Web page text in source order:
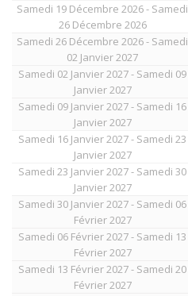
Samedi 19 Décembre 2026 - Samedi
26 Décembre 2026
Samedi 26 Décembre 2026 - Samedi
02 Janvier 2027
Samedi 02 Janvier 2027 - Samedi 09
Janvier 2027
Samedi 09 Janvier 2027 - Samedi 16
Janvier 2027
Samedi 16 Janvier 2027 - Samedi 23
Janvier 2027
Samedi 23 Janvier 2027 - Samedi 30
Janvier 2027
Samedi 30 Janvier 2027 - Samedi 06
Février 2027
Samedi 06 Février 2027 - Samedi 13
Février 2027
Samedi 13 Février 2027 - Samedi 20
Février 2027